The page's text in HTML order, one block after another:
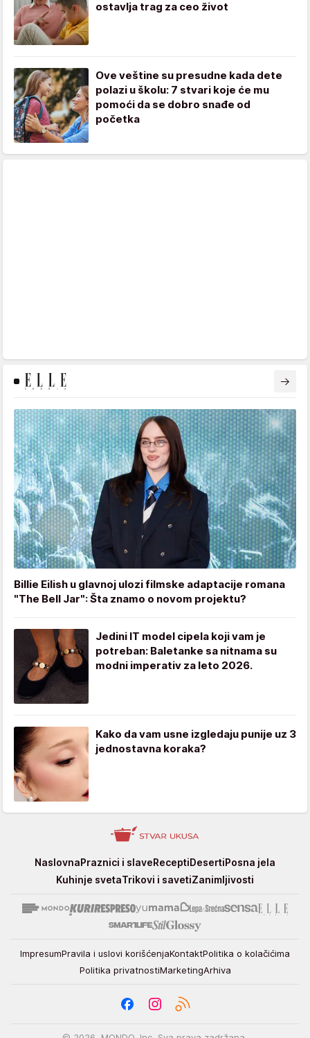
ostavlja trag za ceo život
Ove veštine su presudne kada dete
polazi u školu: 7 stvari koje će mu
pomoći da se dobro snađe od
početka
Billie Eilish u glavnoj ulozi filmske adaptacije romana
"The Bell Jar": Šta znamo o novom projektu?
Jedini IT model cipela koji vam je
potreban: Baletanke sa nitnama su
modni imperativ za leto 2026.
Kako da vam usne izgledaju punije uz 3
jednostavna koraka?
StvarNaslovnaPraznici i slaveReceptiDesertiPosna jela
Kuhinje svetaTrikovi i savetiZanimljivosti
ImpresumPravila i uslovi korišćenjaKontaktPolitika o kolačićima
Politika privatnostiMarketingArhiva